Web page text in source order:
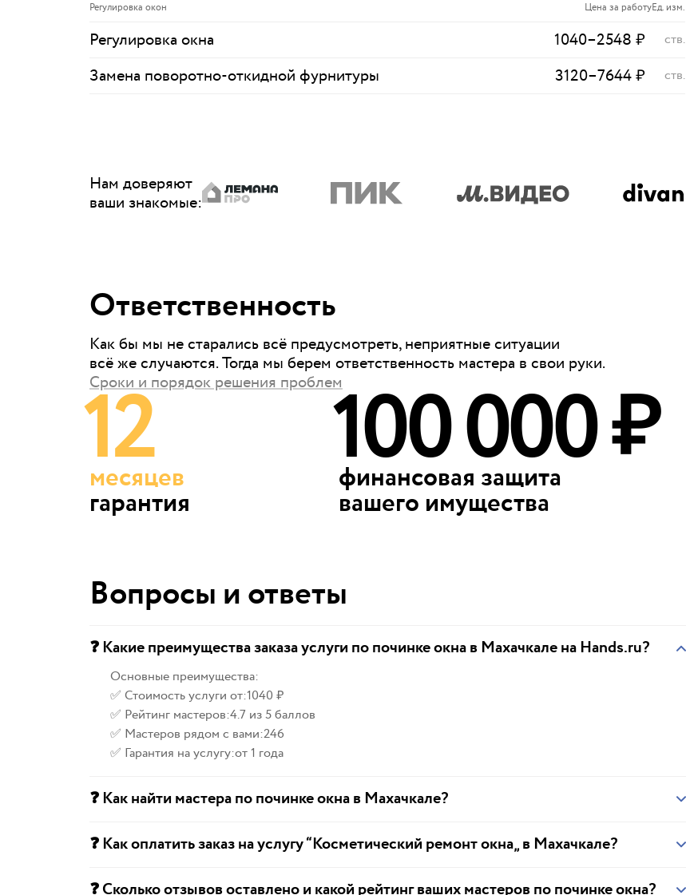
Регулировка окон Цена за работуЕд. изм.
Регулировка окна 1040–2548 ₽ ств.
Замена поворотно-откидной фурнитуры 3120–7644₽ ств.
Нам доверяют
ваши знакомые:
Ответственность
Как бы мы не старались всё предусмотреть, неприятные ситуации
всё же случаются. Тогда мы берем ответственность мастера в свои руки.
Сроки и порядок решения проблем
12
месяцев
гарантия
100 000 ₽
финансовая защита
вашего имущества
Вопросы и ответы
❓ Какие преимущества заказа услуги по починке окна в Махачкале на Hands.ru?
Основные преимущества:
✅ Стоимость услуги от:1040 ₽
✅ Рейтинг мастеров:4.7 из 5 баллов
✅ Мастеров рядом с вами:246
✅ Гарантия на услугу:от 1 года
❓ Как найти мастера по починке окна в Махачкале?
❓ Как оплатить заказ на услугу “Косметический ремонт окна„ в Махачкале?
❓ Сколько отзывов оставлено и какой рейтинг ваших мастеров по починке окна?